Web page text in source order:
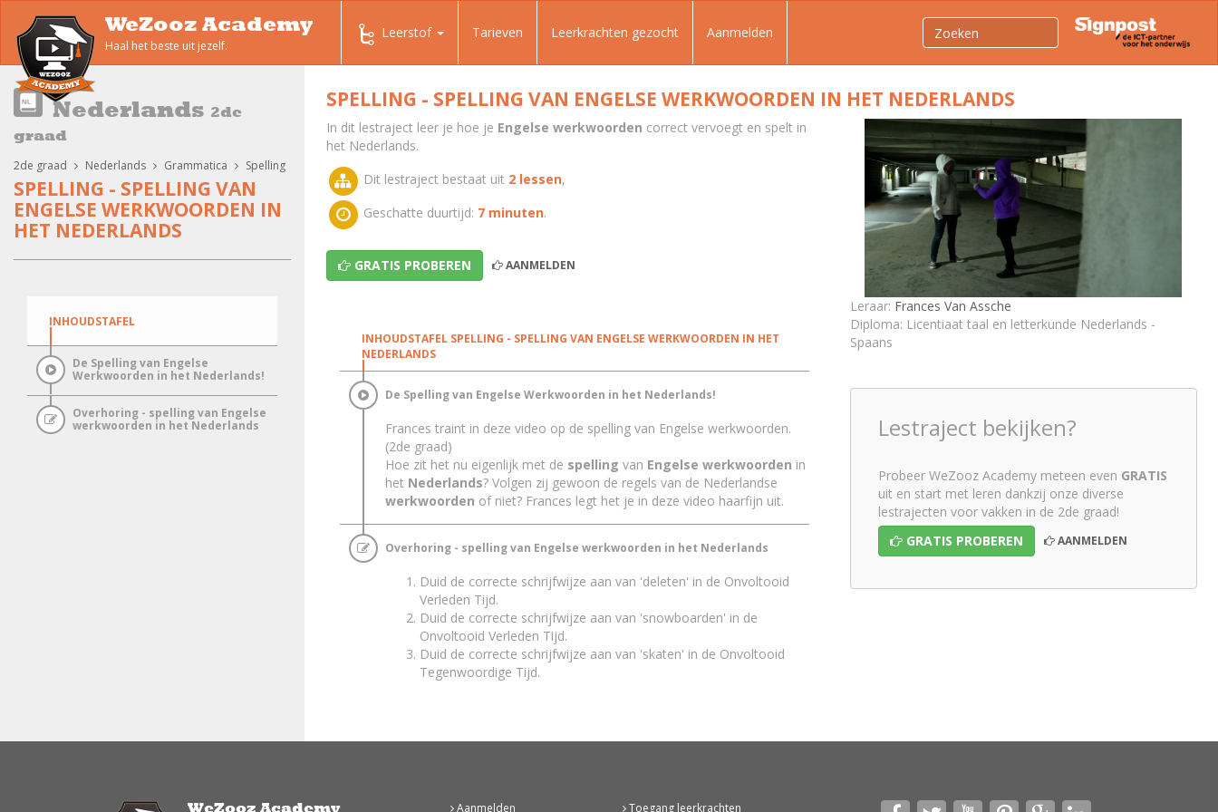
WeZooz Academy
Haal het beste uit jezelf.
Leerstof Tarieven Leerkrachten gezocht Aanmelden
Nederlands 2de
graad
2de graad Nederlands Grammatica Spelling
SPELLING - SPELLING VAN
ENGELSE WERKWOORDEN IN
HET NEDERLANDS
INHOUDSTAFEL
De Spelling van Engelse
Werkwoorden in het Nederlands!
Overhoring - spelling van Engelse
werkwoorden in het Nederlands
SPELLING - SPELLING VAN ENGELSE WERKWOORDEN IN HET NEDERLANDS
Leraar: Frances Van Assche
Diploma: Licentiaat taal en letterkunde Nederlands -
Spaans
Lestraject bekijken?
Probeer WeZooz Academy meteen even GRATIS
uit en start met leren dankzij onze diverse
lestrajecten voor vakken in de 2de graad!
GRATIS PROBEREN
AANMELDEN
In dit lestraject leer je hoe je Engelse werkwoorden correct vervoegt en spelt in
het Nederlands.
Dit lestraject bestaat uit 2 lessen,
Geschatte duurtijd: 7 minuten.
GRATIS PROBEREN AANMELDEN
INHOUDSTAFEL SPELLING - SPELLING VAN ENGELSE WERKWOORDEN IN HET
NEDERLANDS
De Spelling van Engelse Werkwoorden in het Nederlands!
Frances traint in deze video op de spelling van Engelse werkwoorden.
(2de graad)
Hoe zit het nu eigenlijk met de spelling van Engelse werkwoorden in
het Nederlands? Volgen zij gewoon de regels van de Nederlandse
werkwoorden of niet? Frances legt het je in deze video haarfijn uit.
Overhoring - spelling van Engelse werkwoorden in het Nederlands
Duid de correcte schrijfwijze aan van 'deleten' in de Onvoltooid
Verleden Tijd.
Duid de correcte schrijfwijze aan van 'snowboarden' in de
Onvoltooid Verleden Tijd.
Duid de correcte schrijfwijze aan van 'skaten' in de Onvoltooid
Tegenwoordige Tijd.
WeZooz Academy Aanmelden Toegang leerkrachten